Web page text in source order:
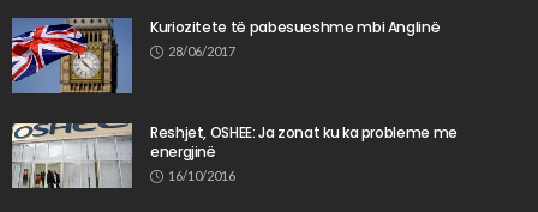
Kuriozitete të pabesueshme mbi Anglinë
28/06/2017
Reshjet, OSHEE: Ja zonat ku ka probleme me
energjinë
16/10/2016